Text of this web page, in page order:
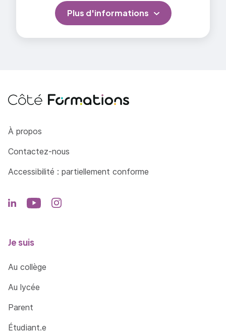
Plus d'informations
Côté Formations
À propos
Contactez-nous
Accessibilité : partiellement conforme
Je suis
Au collège
Au lycée
Parent
Étudiant.e